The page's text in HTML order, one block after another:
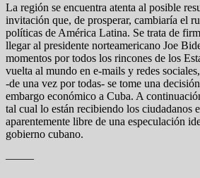
La región se encuentra atenta al posible
invitación que, de prosperar, cambiaría el
políticas de América Latina. Se trata de
llegar al presidente norteamericano Joe
momentos por todos los rincones de los
vuelta al mundo en e-mails y redes
-de una vez por todas- se tome una
embargo económico a Cuba. A
tal cual lo están recibiendo los ciudadanos
aparentemente libre de una especulación
gobierno cubano.
——–